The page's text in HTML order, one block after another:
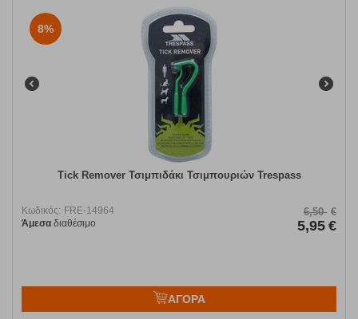
8%
Tick Remover Τσιμπιδάκι Τσιμπουριών Trespass
Κωδικός: FRE-14964
Άμεσα διαθέσιμο
6,50 €
5,95 €
ΑΓΟΡΑ